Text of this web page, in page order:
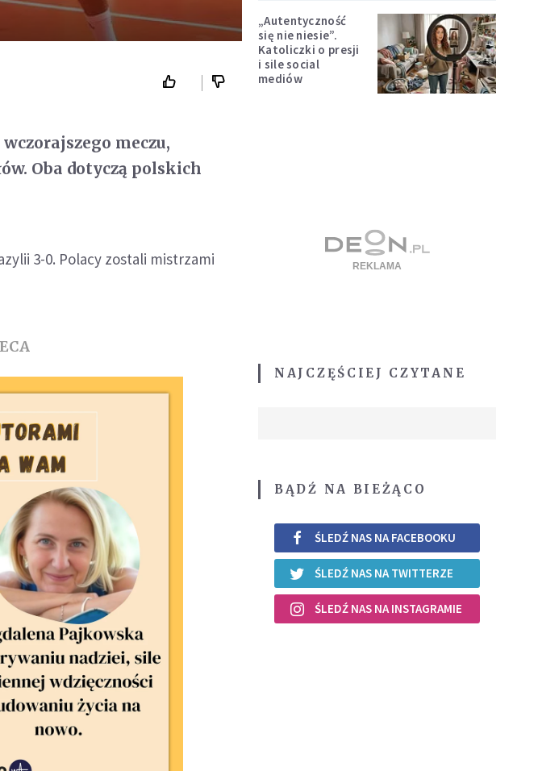
meczu,
Oba dotyczą polskich
3-0. Polacy zostali mistrzami
„Autentyczność
się nie niesie”.
Katoliczki o presji
i sile social
mediów
NAJCZĘŚCIEJ CZYTANE
BĄDŹ NA BIEŻĄCO
ŚLEDŹ NAS NA FACEBOOKU
ŚLEDŹ NAS NA TWITTERZE
ŚLEDŹ NAS NA INSTAGRAMIE